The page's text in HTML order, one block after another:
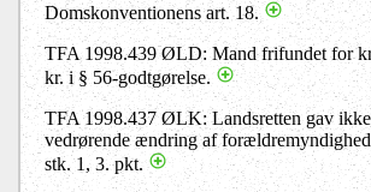
Domskonventionens art. 18.
TFA 1998.439 ØLD: Mand frifundet for
kr. i § 56-godtgørelse.
TFA 1998.437 ØLK: Landsretten gav
vedrørende ændring af
stk. 1, 3. pkt.